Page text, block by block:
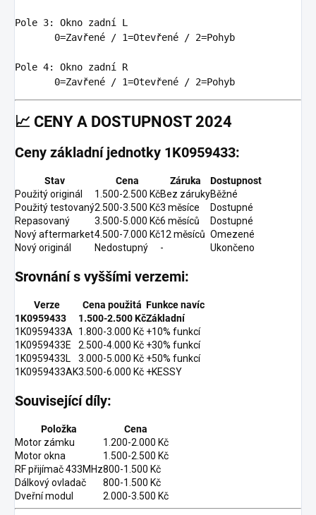
Pole 3: Okno zadní L
0=Zavřené / 1=Otevřené / 2=Pohyb
Pole 4: Okno zadní R
0=Zavřené / 1=Otevřené / 2
📈 CENY A DOSTUPNOST 2024
Ceny základní jednotky 1K0959433:
Stav Cena Záruka
Dostupnost
Použitý originál
1.500-2.500 KčBez zárukyBěžné
Použitý testovaný2.500-3.500 Kč3 měsíce
Dostupné
Repasovaný
3.500-5.000 Kč6 měsíců
Dostupné
Nový aftermarket4.500-7.000 Kč12 měsíců Omezené
Nový originál
Nedostupný - Ukončeno
Srovnání s vyššími verzemi:
Verze Cena použitá Funkce navíc
1K0959433
1.500-2.500 KčZákladní
1K0959433A 1.800-3.000 Kč +10% funkcí
1K0959433E
2.500-4.000 Kč +30% funkcí
1K0959433L
3.000-5.000 Kč +50% funkcí
1K0959433AK3.500-6.000 Kč +KESSY
Související díly:
Položka
Cena
Motor zámku
1.200-2.000 Kč
Motor okna
1.500-2.500 Kč
RF přijímač 433MHz800-1.500 Kč
Dálkový ovladač
800-1.500 Kč
Dveřní modul
2.000-3.500 Kč